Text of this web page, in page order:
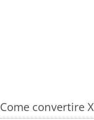
Come convertire